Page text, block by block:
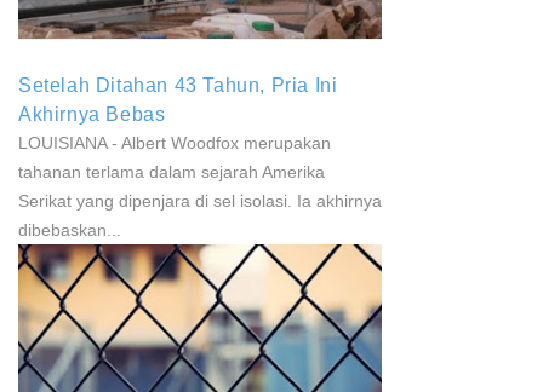
Setelah Ditahan 43 Tahun, Pria Ini
Akhirnya Bebas
LOUISIANA - Albert Woodfox merupakan
tahanan terlama dalam sejarah Amerika
Serikat yang dipenjara di sel isolasi. Ia akhirnya
dibebaskan...